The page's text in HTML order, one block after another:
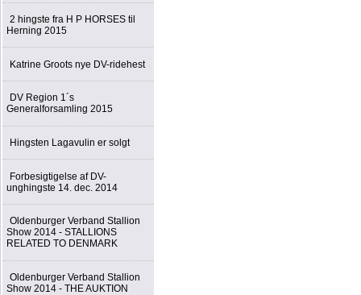
2 hingste fra H P HORSES til
Herning 2015
Katrine Groots nye DV-ridehest
DV Region 1´s
Generalforsamling 2015
Hingsten Lagavulin er solgt
Forbesigtigelse af DV-
unghingste 14. dec. 2014
Oldenburger Verband Stallion
Show 2014 - STALLIONS
RELATED TO DENMARK
Oldenburger Verband Stallion
Show 2014 - THE AUKTION